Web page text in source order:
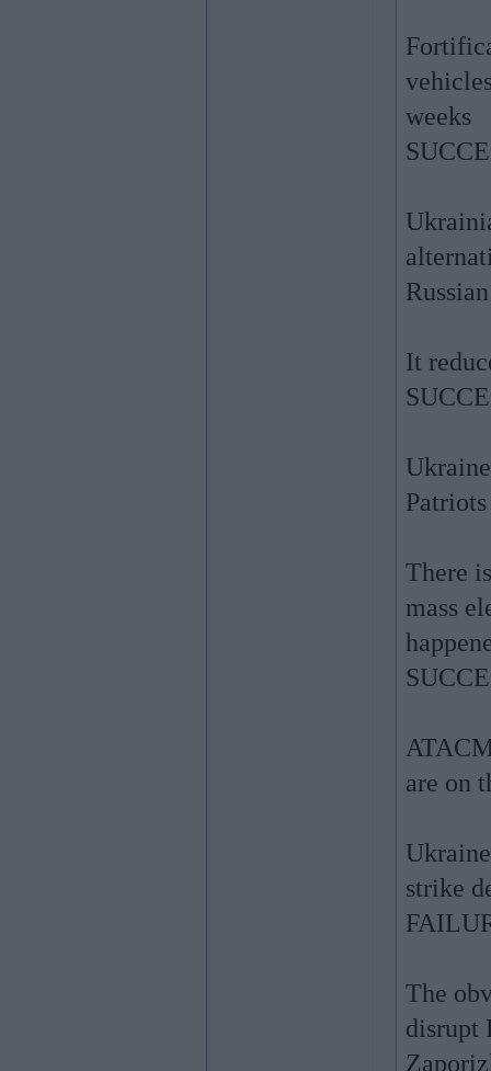
weeks
It
There
mass
are on
strike
The
disrupt